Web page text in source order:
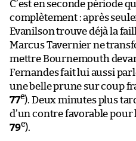
C’est en seconde période
complètement : après
Evanilson trouve déjà la
Marcus Tavernier ne
mettre Bournemouth
Fernandes fait lui aussi
une belle prune sur coup
77e). Deux minutes plus
d’un contre favorable
79e).